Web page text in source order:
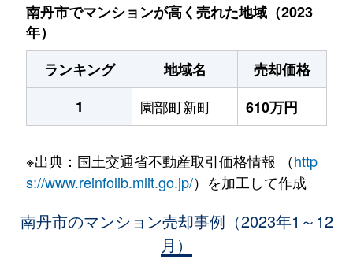
南丹市でマンションが高く売れた地域（2023
年）
ランキング
地域名
売却価格
1
園部町新町 610万円
※出典：国土交通省不動産取引価格情報 （http
s://www.reinfolib.mlit.go.jp/）を加工して作成
南丹市のマンション売却事例（2023年1～12
月）